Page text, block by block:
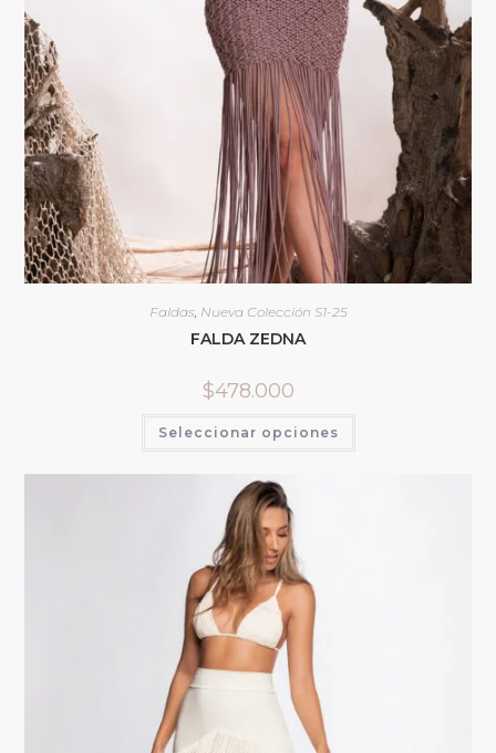
Faldas, Nueva Colección S1-25
FALDA ZEDNA
$478.000
Seleccionar opciones